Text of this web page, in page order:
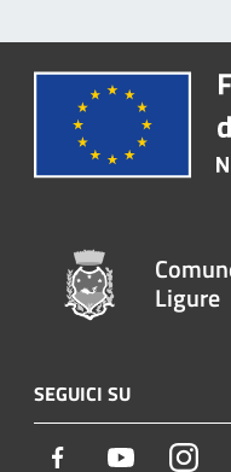
Ligure
SEGUICI SU
Facebook Youtube